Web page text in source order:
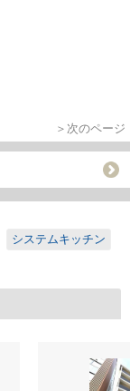
＞次のページ
システムキッチン